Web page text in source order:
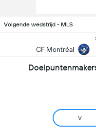
Volgende wedstrijd - MLS
CF Montréal
V